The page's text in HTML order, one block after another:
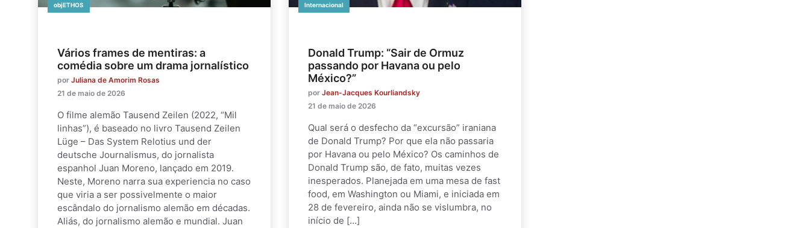
objETHOS
Vários frames de mentiras: a
comédia sobre um drama jornalístico
por Juliana de Amorim Rosas
21 de maio de 2026
O filme alemão Tausend Zeilen (2022, “Mil
linhas”), é baseado no livro Tausend Zeilen
Lüge – Das System Relotius und der
deutsche Journalismus, do jornalista
espanhol Juan Moreno, lançado em 2019.
Neste, Moreno narra sua experiencia no caso
que viria a ser possivelmente o maior
escândalo do jornalismo alemão em décadas.
Aliás, do jornalismo alemão e mundial. Juan
Internacional
Donald Trump: “Sair de Ormuz
passando por Havana ou pelo
México?”
por Jean-Jacques Kourliandsky
21 de maio de 2026
Qual será o desfecho da “excursão” iraniana
de Donald Trump? Por que ela não passaria
por Havana ou pelo México? Os caminhos de
Donald Trump são, de fato, muitas vezes
inesperados. Planejada em uma mesa de fast
food, em Washington ou Miami, e iniciada em
28 de fevereiro, ainda não se vislumbra, no
início de […]